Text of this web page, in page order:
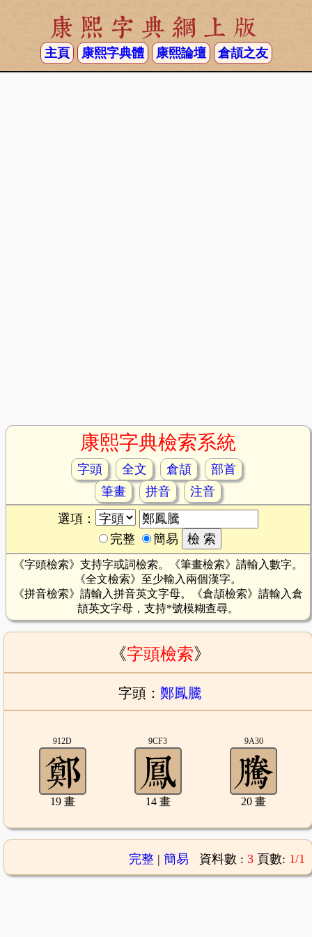
康熙字典網上版
主頁 康熙字典體 康熙論壇 倉頡之友
康熙字典檢索系統
字頭 全文 倉頡
部首
筆畫
拼音
注音
選項：
完整
簡易
《字頭檢索》支持字或詞檢索。《筆畫檢索》請輸入數字。
《全文檢索》至少輸入兩個漢字。
《拼音檢索》請輸入拼音英文字母。《倉頡檢索》請輸入倉
頡英文字母，支持*號模糊查尋。
《字頭檢索》
字頭： 鄭鳳騰
912D
19 畫
9CF3
14 畫
9A30
20 畫
完整| 簡易 資料數 : 3 頁數: 1/1